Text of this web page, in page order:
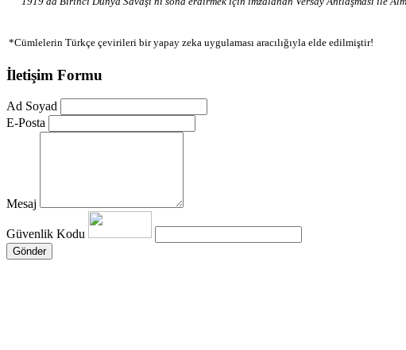
*Cümlelerin Türkçe çevirileri bir yapay zeka uygulaması aracılığıyla elde edilmiştir!
İletişim Formu
Ad Soyad
E-Posta
Mesaj
Güvenlik Kodu
Gönder